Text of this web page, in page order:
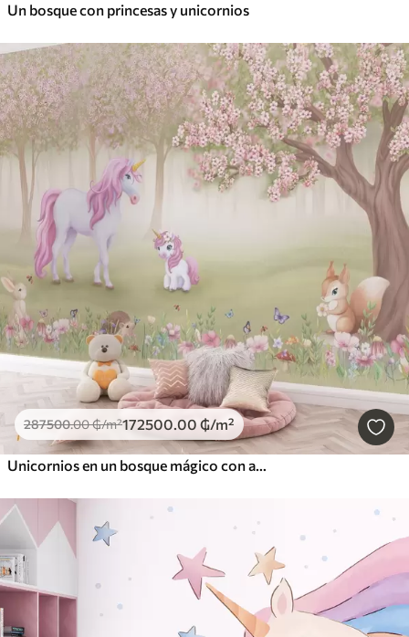
Un bosque con princesas y unicornios
287500.00₲/m²172500.00 ₲/m²
Unicornios en un bosque mágico con animales